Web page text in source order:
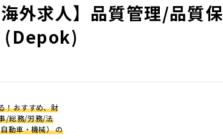
外求人】品質管理/品質保
(Depok)
！おすすめ、財
/総務/労務/法
動車・機械） の